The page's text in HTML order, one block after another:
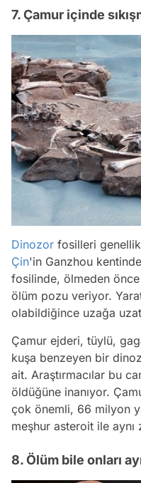
7. Çamur içinde
Dinozor fosilleri
Çin'in Ganzhou
fosilinde, ölmeden önce
ölüm pozu veriyor.
olabildiğince uzağa
Çamur ejderi, tüylü,
kuşa benzeyen bir
ait. Araştırmacılar bu
öldüğüne inanıyor.
çok önemli, 66 milyon
meşhur asteroit ile aynı
8. Ölüm bile onları